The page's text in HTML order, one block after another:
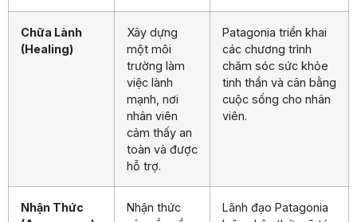
Chữa Lành
(Healing)
Xây dựng
một môi
trường làm
việc lành
mạnh, nơi
nhân viên
cảm thấy an
toàn và được
hỗ trợ.
Patagonia triển khai
các chương trình
chăm sóc sức khỏe
tinh thần và cân bằng
cuộc sống cho nhân
viên.
Nhận Thức
Nhận thức
Lãnh đạo Patagonia